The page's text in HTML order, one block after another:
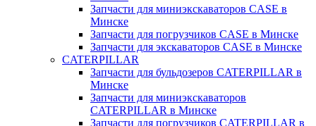
Запчасти для миниэкскаваторов CASE в
Минске
Запчасти для погрузчиков CASE в Минске
Запчасти для экскаваторов CASE в Минске
CATERPILLAR
Запчасти для бульдозеров CATERPILLAR в
Минске
Запчасти для миниэкскаваторов
CATERPILLAR в Минске
Запчасти для погрузчиков CATERPILLAR в